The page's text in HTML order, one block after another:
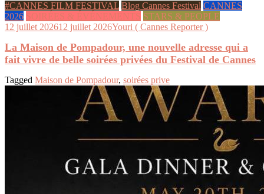
#CANNES FILM FESTIVAL Blog Cannes Festival CANNES
2026 SOIRÉES & ÉVÉNEMENTS STARS & PEOPLE
12 juillet 202612 juillet 2026Youri ( Cannes Reporter )
La Maison de Pompadour, une nouvelle adresse qui a
fait vivre de belle soirées privées du Festival de Cannes
Tagged Maison de Pompadour, soirées prive